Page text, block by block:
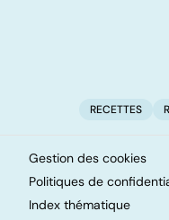
RECETTES
Gestion des cookies
Politiques de
Index thématique